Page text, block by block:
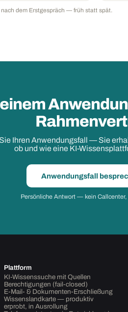
dem Erstgespräch — früh statt spät.
Ihren Anwendungsfall — Sie
ob und wie eine KI-
Anwendungsfall
Persönliche Antwort — kein Callcenter,
Plattform
KI-Wissenssuche mit Quellen
Berechtigungen (fail-closed)
E-Mail- & Dokumenten-Erschließung
Wissenslandkarte — produktiv
erprobt, in Ausrollung